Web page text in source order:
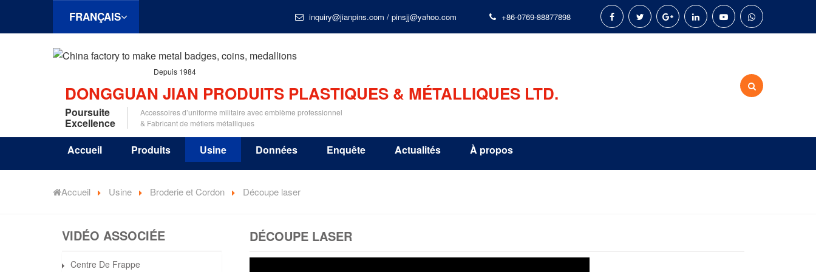
FRANÇAIS inquiry@jianpins.com / pinsjj@yahoo.com +86-0769-88877898
Depuis 1984
DONGGUAN JIAN PRODUITS PLASTIQUES & MÉTALLIQUES LTD.
Poursuite
Excellence
Accessoires d’uniforme militaire avec emblème professionnel
& Fabricant de métiers métalliques
Accueil Produits Usine Données Enquête Actualités À propos
Accueil Usine Broderie et Cordon Découpe laser
VIDÉO ASSOCIÉE
Centre De Frappe
DÉCOUPE LASER